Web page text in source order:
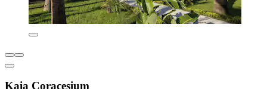
Kaia Coracesium